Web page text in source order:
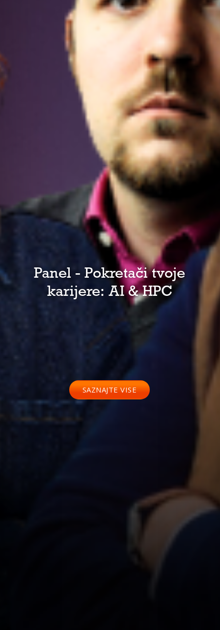
Panel - Pokretači tvoje
karijere: AI & HPC
SAZNAJTE VISE